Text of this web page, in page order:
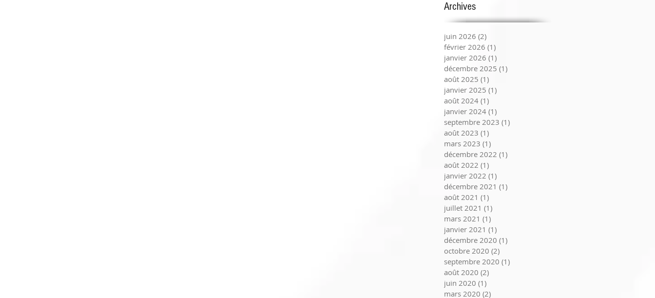
Archives
juin 2026 (2)
février 2026 (1)
janvier 2026 (1)
décembre 2025 (1)
août 2025 (1)
janvier 2025 (1)
août 2024 (1)
janvier 2024 (1)
septembre 2023 (1)
août 2023 (1)
mars 2023 (1)
décembre 2022 (1)
août 2022 (1)
janvier 2022 (1)
décembre 2021 (1)
août 2021 (1)
juillet 2021 (1)
mars 2021 (1)
janvier 2021 (1)
décembre 2020 (1)
octobre 2020 (2)
septembre 2020 (1)
août 2020 (2)
juin 2020 (1)
mars 2020 (2)